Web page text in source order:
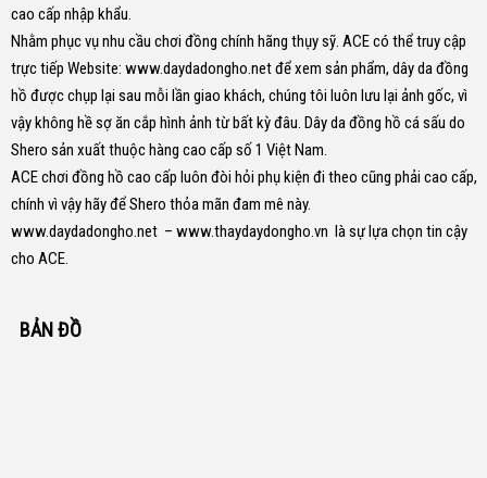
cao cấp nhập khẩu.
Nhằm phục vụ nhu cầu chơi đồng chính hãng thụy sỹ. ACE có thể truy cập
trực tiếp Website: www.daydadongho.netđể xem sản phẩm, dây da đồng
hồ được chụp lại sau mỗi lần giao khách, chúng tôi luôn lưu lại ảnh gốc, vì
vậy không hề sợ ăn cắp hình ảnh từ bất kỳ đâu. Dây da đồng hồ cá sấu do
Shero sản xuất thuộc hàng cao cấp số 1 Việt Nam.
ACE chơi đồng hồ cao cấp luôn đòi hỏi phụ kiện đi theo cũng phải cao cấp,
chính vì vậy hãy để Shero thỏa mãn đam mê này.
www.daydadongho.net – www.thaydaydongho.vn là sự lựa chọn tin cậy
cho ACE.
BẢN ĐỒ